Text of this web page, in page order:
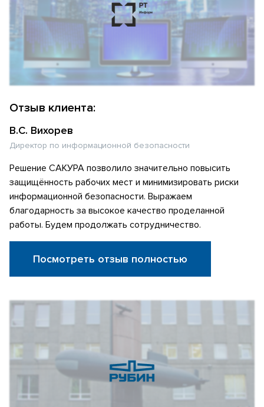
Отзыв клиента:
В.С. Вихорев
Директор по информационной безопасности
Решение САКУРА позволило значительно повысить
защищённость рабочих мест и минимизировать риски
информационной безопасности. Выражаем
благодарность за высокое качество проделанной
работы. Будем продолжать сотрудничество.
Посмотреть отзыв полностью